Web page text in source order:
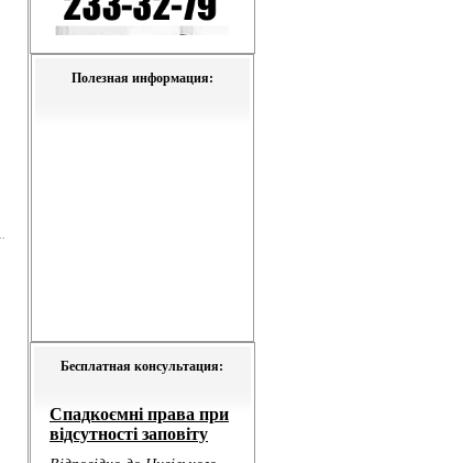
Полезная информация:
Бесплатная консультация: